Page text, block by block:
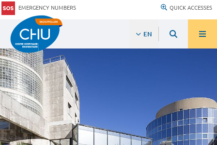
EMERGENCY NUMBERS QUICK ACCESSES
EN